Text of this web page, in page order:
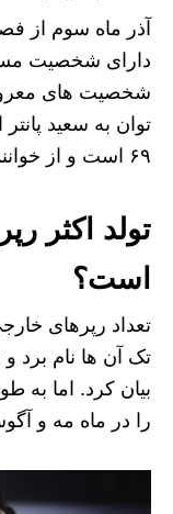
آذر ماه سوم از
دارای شخصیت
شخصیت‌ های
۶۹ است و از خواننده های رپ ایرانی می باشد.
تولد اکثر
است؟
تعداد رپرهای
تک آن ها نام برد و
بیان کرد. اما به
را در ماه مه و